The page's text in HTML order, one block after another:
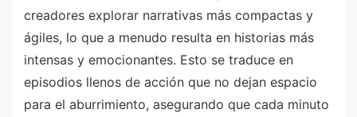
creadores explorar narrativas más compactas y
ágiles, lo que a menudo resulta en historias más
intensas y emocionantes. Esto se traduce en
episodios llenos de acción que no dejan espacio
para el aburrimiento, asegurando que cada minuto